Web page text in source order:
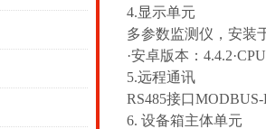
4.显示单元
多参数监测仪，安装
·安卓版本：
5.远程通讯
RS485接口
6. 设备箱主体单元